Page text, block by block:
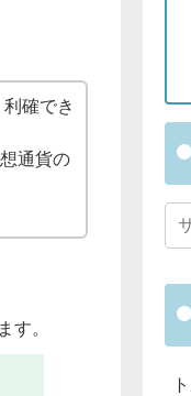
確でき
通貨の
す。